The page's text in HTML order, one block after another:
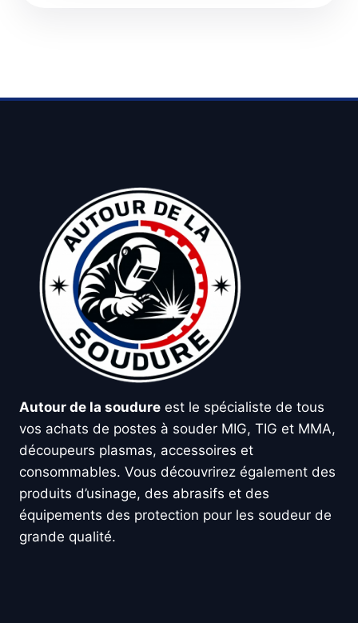
Autour de la soudure est le spécialiste de tous
vos achats de postes à souder MIG, TIG et MMA,
découpeurs plasmas, accessoires et
consommables. Vous découvrirez également des
produits d’usinage, des abrasifs et des
équipements des protection pour les soudeur de
grande qualité.